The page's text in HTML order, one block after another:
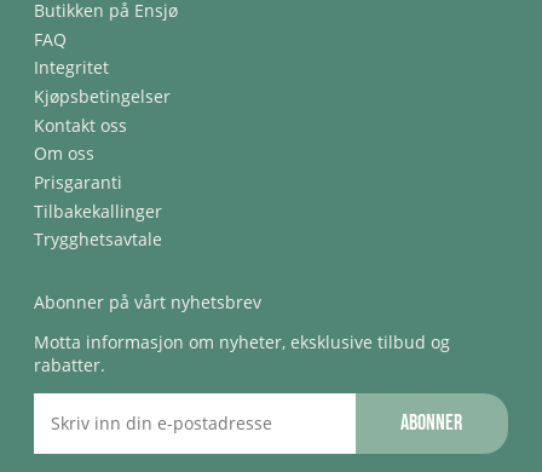
Butikken på Ensjø
FAQ
Integritet
Kjøpsbetingelser
Kontakt oss
Om oss
Prisgaranti
Tilbakekallinger
Trygghetsavtale
Abonner på vårt nyhetsbrev
Motta informasjon om nyheter, eksklusive tilbud og
rabatter.
Abonner